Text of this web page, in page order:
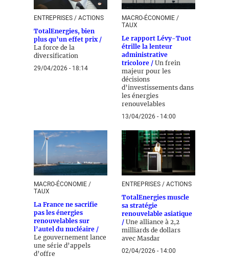
ENTREPRISES / ACTIONS
TotalEnergies, bien
plus qu’un effet prix /
La force de la
diversification
29/04/2026 - 18:14
MACRO-ÉCONOMIE /
TAUX
Le rapport Lévy-Tuot
étrille la lenteur
administrative
tricolore / Un frein
majeur pour les
décisions
d’investissements dans
les énergies
renouvelables
13/04/2026 - 14:00
MACRO-ÉCONOMIE /
TAUX
La France ne sacrifie
pas les énergies
renouvelables sur
l’autel du nucléaire /
Le gouvernement lance
une série d’appels
d’offre
ENTREPRISES / ACTIONS
TotalEnergies muscle
sa stratégie
renouvelable asiatique
/ Une alliance à 2,2
milliards de dollars
avec Masdar
02/04/2026 - 14:00